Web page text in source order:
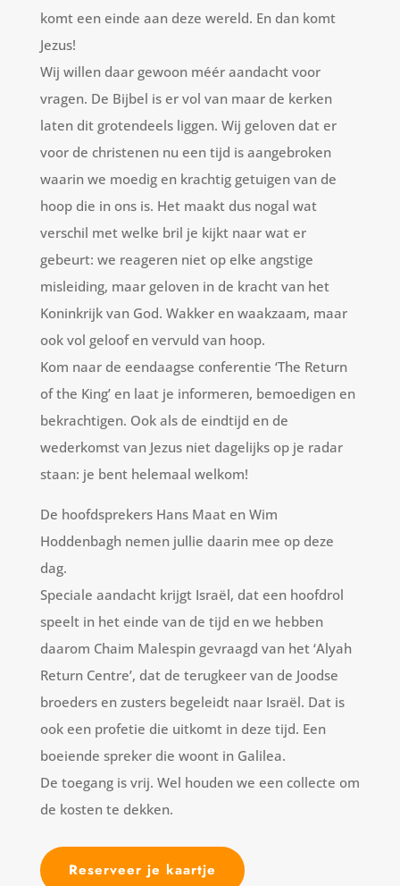
komt een einde aan deze wereld. En dan komt
Jezus!
Wij willen daar gewoon méér aandacht voor
vragen. De Bijbel is er vol van maar de kerken
laten dit grotendeels liggen. Wij geloven dat er
voor de christenen nu een tijd is aangebroken
waarin we moedig en krachtig getuigen van de
hoop die in ons is. Het maakt dus nogal wat
verschil met welke bril je kijkt naar wat er
gebeurt: we reageren niet op elke angstige
misleiding, maar geloven in de kracht van het
Koninkrijk van God. Wakker en waakzaam, maar
ook vol geloof en vervuld van hoop.
Kom naar de eendaagse conferentie ‘The Return
of the King’ en laat je informeren, bemoedigen en
bekrachtigen. Ook als de eindtijd en de
wederkomst van Jezus niet dagelijks op je radar
staan: je bent helemaal welkom!
De hoofdsprekers Hans Maat en Wim
Hoddenbagh nemen jullie daarin mee op deze
dag.
Speciale aandacht krijgt Israël, dat een hoofdrol
speelt in het einde van de tijd en we hebben
daarom Chaim Malespin gevraagd van het ‘Alyah
Return Centre’, dat de terugkeer van de Joodse
broeders en zusters begeleidt naar Israël. Dat is
ook een profetie die uitkomt in deze tijd. Een
boeiende spreker die woont in Galilea.
De toegang is vrij. Wel houden we een collecte om
de kosten te dekken.
Reserveer je kaartje